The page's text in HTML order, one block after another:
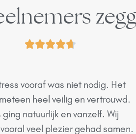

vooraf was niet nodig. Het
heel veilig en vertrouwd.
ging natuurlijk en vanzelf. Wij
veel plezier gehad samen.